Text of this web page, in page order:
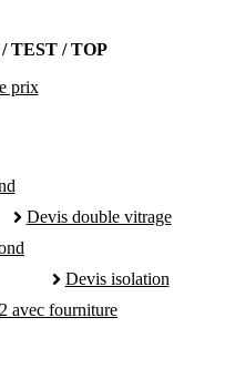
TEST / TOP
prix
Devis double vitrage
Devis isolation
avec fourniture